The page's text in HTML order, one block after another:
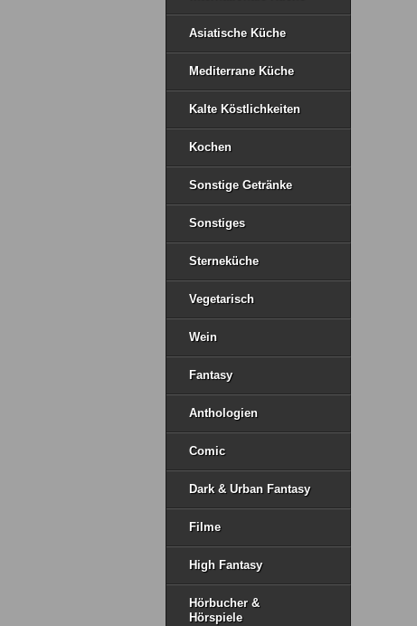
Asiatische Küche
Mediterrane Küche
Kalte Köstlichkeiten
Kochen
Sonstige Getränke
Sonstiges
Sterneküche
Vegetarisch
Wein
Fantasy
Anthologien
Comic
Dark & Urban Fantasy
Filme
High Fantasy
Hörbucher &
Hörspiele